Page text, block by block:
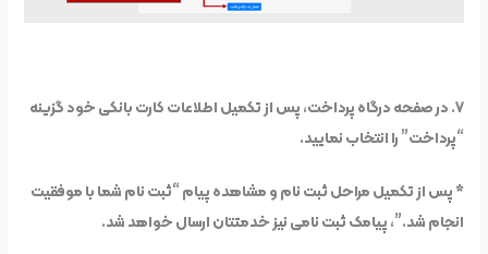
۷. در صفحه درگاه پرداخت، پس از تکمیل اطلاعات کارت بانکی خود گزینه
“پرداخت” را انتخاب نمایید.
* پس از تکمیل مراحل ثبت نام و مشاهده پیام “ثبت نام شما با موفقیت
انجام شد.”، پیامک ثبت نامی نیز خدمتتان ارسال خواهد شد.